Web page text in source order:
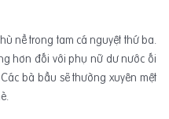
nề trong tam cá nguyệt thứ ba.
hơn đối với phụ nữ dư nước ối
bà bầu sẽ thường xuyên mệt